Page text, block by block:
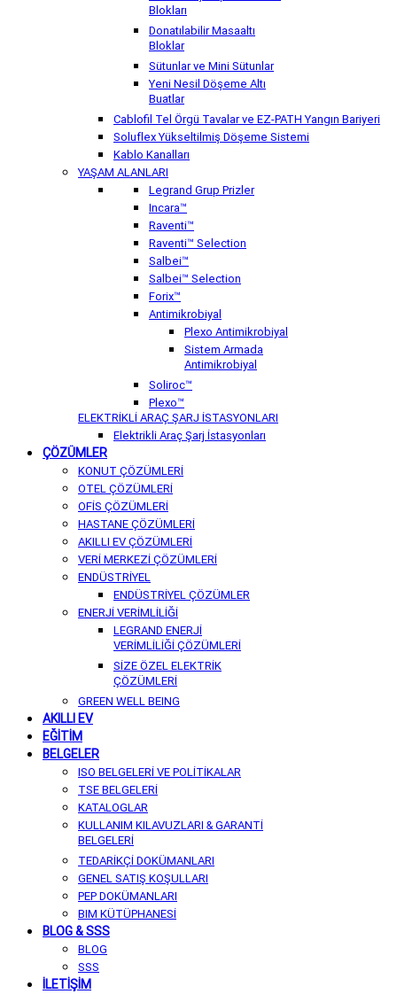
Blokları
Donatılabilir Masaaltı
Bloklar
Sütunlar ve Mini Sütunlar
Yeni Nesil Döşeme Altı
Buatlar
Cablofil Tel Örgü Tavalar ve EZ-PATH Yangın Bariyeri
Soluflex Yükseltilmiş Döşeme Sistemi
Kablo Kanalları
YAŞAM ALANLARI
Legrand Grup Prizler
Incara™
Raventi™
Raventi™ Selection
Salbei™
Salbei™ Selection
Forix™
Antimikrobiyal
Plexo Antimikrobiyal
Sistem Armada
Antimikrobiyal
Soliroc™
Plexo™
ELEKTRİKLİ ARAÇ ŞARJ İSTASYONLARI
Elektrikli Araç Şarj İstasyonları
ÇÖZÜMLER
KONUT ÇÖZÜMLERİ
OTEL ÇÖZÜMLERİ
OFİS ÇÖZÜMLERİ
HASTANE ÇÖZÜMLERİ
AKILLI EV ÇÖZÜMLERİ
VERİ MERKEZİ ÇÖZÜMLERİ
ENDÜSTRİYEL
ENDÜSTRİYEL ÇÖZÜMLER
ENERJİ VERİMLİLİĞİ
LEGRAND ENERJİ
VERİMLİLİĞİ ÇÖZÜMLERİ
SİZE ÖZEL ELEKTRİK
ÇÖZÜMLERİ
GREEN WELL BEING
AKILLI EV
EĞİTİM
BELGELER
ISO BELGELERİ VE POLİTİKALAR
TSE BELGELERİ
KATALOGLAR
KULLANIM KILAVUZLARI & GARANTİ
BELGELERİ
TEDARİKÇİ DOKÜMANLARI
GENEL SATIŞ KOŞULLARI
PEP DOKÜMANLARI
BIM KÜTÜPHANESİ
BLOG & SSS
BLOG
SSS
İLETİŞİM